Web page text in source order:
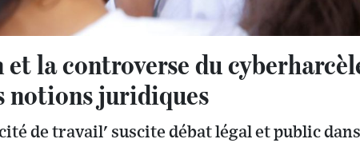
la controverse du
notions juridiques
de travail' suscite débat légal et public